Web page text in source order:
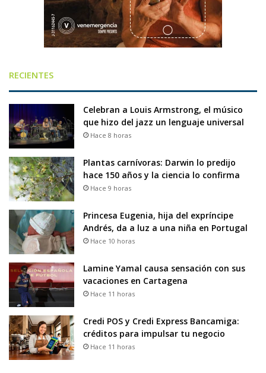
RECIENTES
Celebran a Louis Armstrong, el músico
que hizo del jazz un lenguaje universal
Hace 8 horas
Plantas carnívoras: Darwin lo predijo
hace 150 años y la ciencia lo confirma
Hace 9 horas
Princesa Eugenia, hija del expríncipe
Andrés, da a luz a una niña en Portugal
Hace 10 horas
Lamine Yamal causa sensación con sus
vacaciones en Cartagena
Hace 11 horas
Credi POS y Credi Express Bancamiga:
créditos para impulsar tu negocio
Hace 11 horas